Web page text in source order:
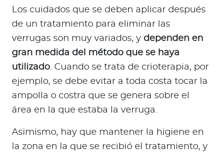
Los cuidados que se deben aplicar después
de un tratamiento para eliminar las
verrugas son muy variados, y dependen en
gran medida del método que se haya
utilizado. Cuando se trata de crioterapia, por
ejemplo, se debe evitar a toda costa tocar la
ampolla o costra que se genera sobre el
área en la que estaba la verruga.
Asimismo, hay que mantener la higiene en
la zona en la que se recibió el tratamiento, y